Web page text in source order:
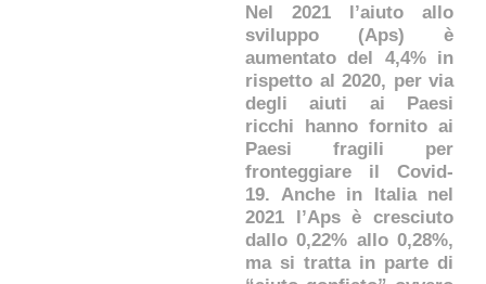
Nel 2021 l’aiuto allo
sviluppo (Aps) è
aumentato del 4,4% in
rispetto al 2020, per via
degli aiuti ai Paesi
ricchi hanno fornito ai
Paesi fragili per
fronteggiare il Covid-
19. Anche in Italia nel
2021 l’Aps è cresciuto
dallo 0,22% allo 0,28%,
ma si tratta in parte di